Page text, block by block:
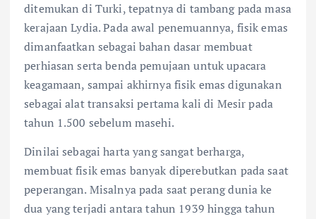
ditemukan di Turki, tepatnya di tambang pada masa
kerajaan Lydia. Pada awal penemuannya, fisik emas
dimanfaatkan sebagai bahan dasar membuat
perhiasan serta benda pemujaan untuk upacara
keagamaan, sampai akhirnya fisik emas digunakan
sebagai alat transaksi pertama kali di Mesir pada
tahun 1.500 sebelum masehi.
Dinilai sebagai harta yang sangat berharga,
membuat fisik emas banyak diperebutkan pada saat
peperangan. Misalnya pada saat perang dunia ke
dua yang terjadi antara tahun 1939 hingga tahun